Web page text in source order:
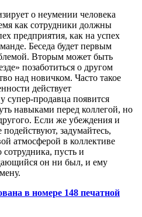
о неумении человека
как сотрудники должны
предприятия, как на успех
Беседа будет первым
Вторым может быть
позаботиться о другом
над новичком. Часто такое
действует
супер-продавца появится
навыками перед коллегой, но
Если же убеждения и
задумайтесь,
атмосферой в коллективе
пусть и
он ни был, и ему
в номере 148 печатной